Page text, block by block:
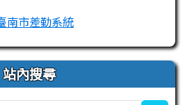
站內搜尋